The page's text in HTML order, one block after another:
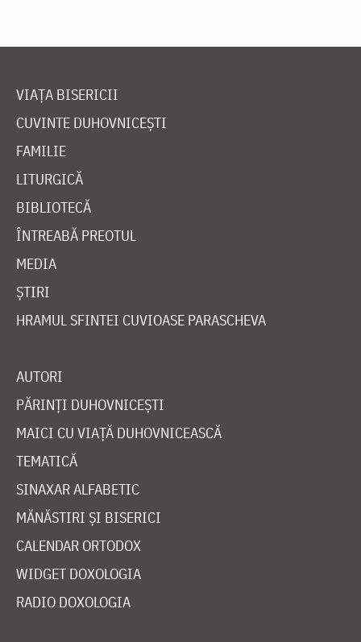
VIAȚA BISERICII
CUVINTE DUHOVNICEȘTI
FAMILIE
LITURGICĂ
BIBLIOTECĂ
ÎNTREABĂ PREOTUL
MEDIA
ȘTIRI
HRAMUL SFINTEI CUVIOASE PARASCHEVA
AUTORI
PĂRINȚI DUHOVNICEȘTI
MAICI CU VIAȚĂ DUHOVNICEASCĂ
TEMATICĂ
SINAXAR ALFABETIC
MĂNĂSTIRI ȘI BISERICI
CALENDAR ORTODOX
WIDGET DOXOLOGIA
RADIO DOXOLOGIA